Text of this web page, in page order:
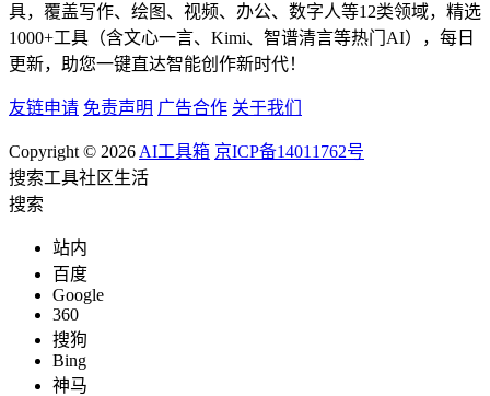
具，覆盖写作、绘图、视频、办公、数字人等12类领域，精选
1000+工具（含文心一言、Kimi、智谱清言等热门AI），每日
更新，助您一键直达智能创作新时代！
友链申请 免责声明 广告合作 关于我们
Copyright © 2026 AI工具箱 京ICP备14011762号
搜索工具社区生活
搜索
站内
百度
Google
360
搜狗
Bing
神马